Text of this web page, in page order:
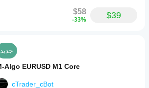
$58
-33% $39
جديد
Algo EURUSD M1 Core
cTrader_cBot